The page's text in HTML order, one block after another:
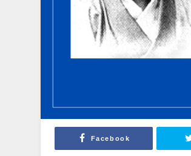
Facebook